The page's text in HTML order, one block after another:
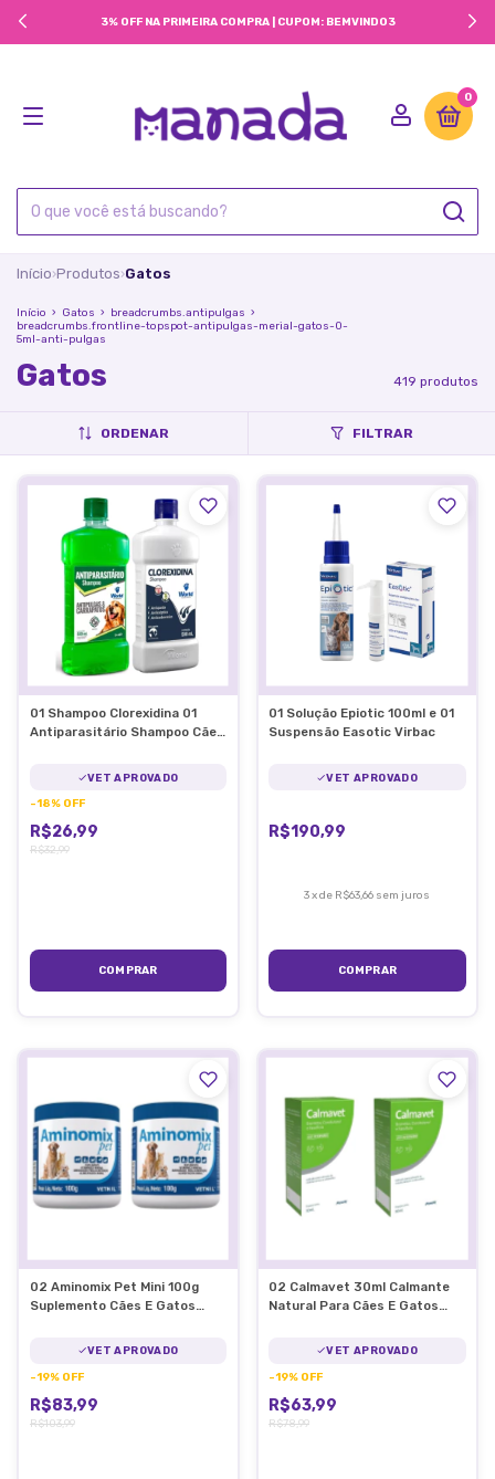
3% OFF NA PRIMEIRA COMPRA | CUPOM: BEMVINDO3
0
Início›Produtos›Gatos
Início › Gatos › breadcrumbs.antipulgas ›
breadcrumbs.frontline-topspot-antipulgas-merial-gatos-0-
5ml-anti-pulgas
Gatos 419 produtos
ORDENAR FILTRAR
01 Shampoo Clorexidina 01
Antiparasitário Shampoo Cães
VET APROVADO
-18% OFF
R$26,99
R$32,99
01 Solução Epiotic 100ml e 01
Suspensão Easotic Virbac
VET APROVADO
R$190,99
3xde R$63,66 sem juros
02 Aminomix Pet Mini 100g
Suplemento Cães E Gatos
VET APROVADO
-19% OFF
R$83,99
R$103,99
02 Calmavet 30ml Calmante
Natural Para Cães E Gatos
VET APROVADO
-19% OFF
R$63,99
R$78,99